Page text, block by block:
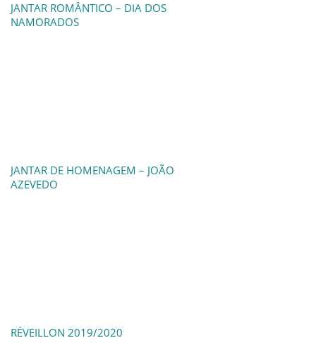
JANTAR ROMÂNTICO – DIA DOS
NAMORADOS
JANTAR DE HOMENAGEM – JOÃO
AZEVEDO
RÉVEILLON 2019/2020